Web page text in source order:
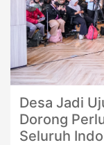
Desa Jadi
Dorong
Seluruh